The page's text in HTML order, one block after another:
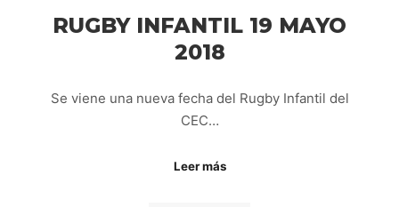
RUGBY INFANTIL 19 MAYO
2018
Se viene una nueva fecha del Rugby Infantil del
CEC…
Leer más